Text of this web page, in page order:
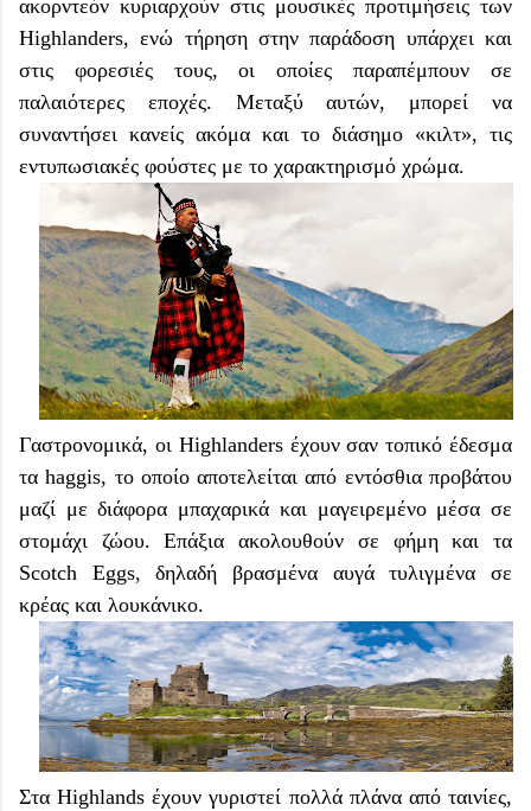
ακορντεόν κυριαρχούν στις μουσικές προτιμήσεις των
Highlanders, ενώ τήρηση στην παράδοση υπάρχει και
στις φορεσιές τους, οι οποίες παραπέμπουν σε
παλαιότερες εποχές. Μεταξύ αυτών, μπορεί να
συναντήσει κανείς ακόμα και το διάσημο «κιλτ», τις
εντυπωσιακές φούστες με το χαρακτηρισμό χρώμα.
Γαστρονομικά, οι Highlanders έχουν σαν τοπικό έδεσμα
τα haggis, το οποίο αποτελείται από εντόσθια προβάτου
μαζί με διάφορα μπαχαρικά και μαγειρεμένο μέσα σε
στομάχι ζώου. Επάξια ακολουθούν σε φήμη και τα
Scotch Eggs, δηλαδή βρασμένα αυγά τυλιγμένα σε
κρέας και λουκάνικο.
Στα Highlands έχουν γυριστεί πολλά πλάνα από ταινίες,